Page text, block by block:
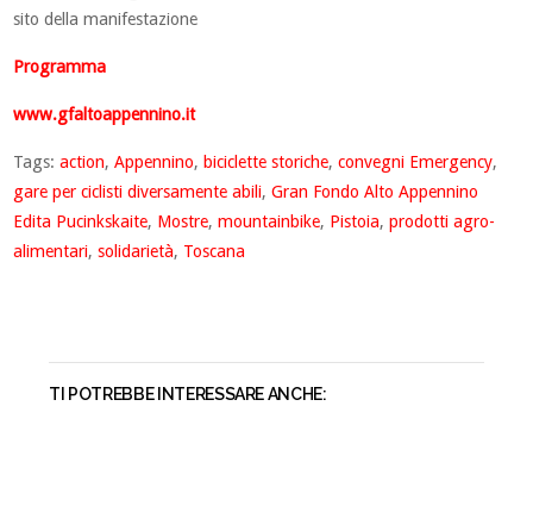
sito della manifestazione
Programma
www.gfaltoappennino.it
Tags:action,Appennino, biciclette storiche,convegni Emergency,
gare per ciclisti diversamente abili,Gran Fondo Alto Appennino
Edita Pucinkskaite, Mostre,mountainbike, Pistoia,prodotti agro-
alimentari,solidarietà, Toscana
TI POTREBBE INTERESSARE ANCHE: